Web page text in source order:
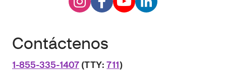
Contáctenos
1-855-335-1407 (TTY:711)